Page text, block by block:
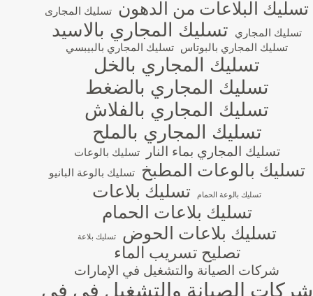
تسليك البلاعات من الدهون تسليك المجارى
تسليك المجاري
تسليك المجاري بالاسيد
تسليك المجاري بالبوتاس تسليك المجاري بالبيبسي
تسليك المجاري بالخل
تسليك المجاري بالضغط
تسليك المجاري بالفلاش
تسليك المجاري بالملح
تسليك المجاري بماء النار تسليك بالوعات
تسليك بالوعات المطبخ تسليك بالوعة البانيو
تسليك بالوعة الحمام
تسليك بلاعات
تسليك بلاعات الحمام
تسليك بلاعات الحوض
تسليك بلاعة
تصليح تسريب الماء
شركات الصيانة والتشغيل في الإمارات
شركات الصيانة والتشغيل في في